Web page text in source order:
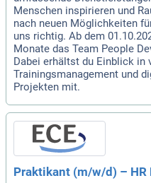
Menschen inspirieren und
nach neuen Möglichkeiten
uns richtig. Ab dem
Monate das Team People
Dabei erhältst du Einblick in
Trainingsmanagement und
Projekten mit.
Praktikant (m/w/d) – HR